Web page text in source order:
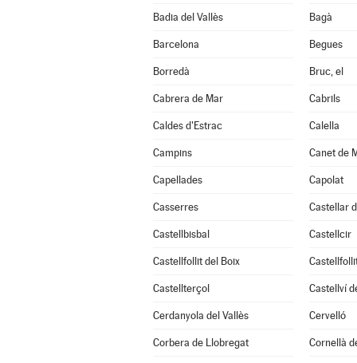
Badia del Vallès Bagà
Barcelona Begues
Borredà Bruc, el
Cabrera de Mar Cabrils
Caldes d'Estrac Calella
Campins Canet de
Capellades Capolat
Casserres Castellar
Castellbisbal Castellcir
Castellfollit del Boix
Castellterçol Castellví
Cerdanyola del Vallès Cervelló
Corbera de Llobregat Cornellà